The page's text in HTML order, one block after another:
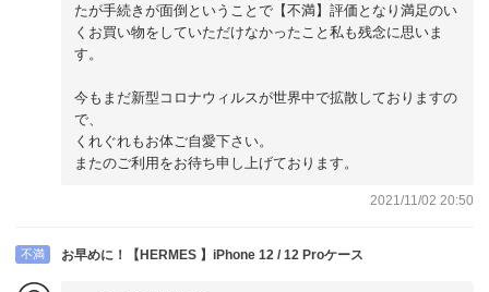
たが手続きが面倒ということで【不満】評価となり満足のい
くお買い物をしていただけなかったこと私も残念に思いま
す。
今もまだ新型コロナウィルスが世界中で拡散しておりますの
で、
くれぐれもお体ご自愛下さい。
またのご利用をお待ち申し上げております。
2021/11/02 20:50
不満 お早めに！【HERMES 】iPhone 12 / 12 Proケース